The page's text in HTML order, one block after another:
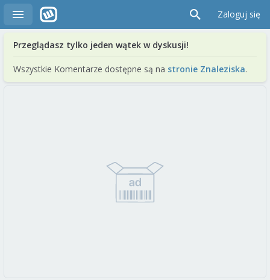
Zaloguj się
Przeglądasz tylko jeden wątek w dyskusji!
Wszystkie Komentarze dostępne są na stronie Znaleziska.